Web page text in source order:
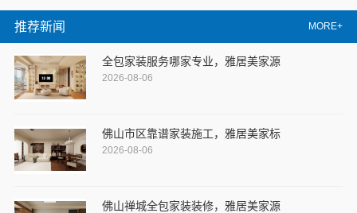
推荐新闻 MORE+
全包家装服务哪家专业，雅居美家源
2026-08-06
佛山市区靠谱家装施工，雅居美家标
2026-08-06
佛山禅城全包家装装修，雅居美家源